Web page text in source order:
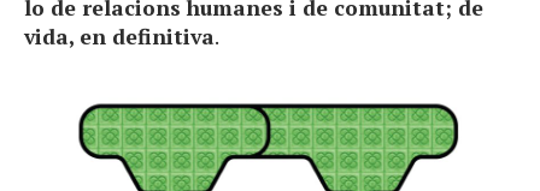
lo de relacions humanes i de comunitat; de
vida, en definitiva.